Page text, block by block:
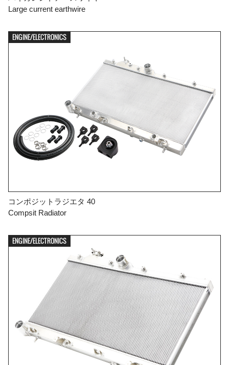
Large current earthwire
ENGINE/ELECTRONICS
コンポジットラジエタ 40
Compsit Radiator
ENGINE/ELECTRONICS